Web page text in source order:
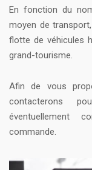
En fonction du
moyen de
flotte de véhicules
grand-tourisme.
Afin de vous
contacterons
éventuellement
commande.